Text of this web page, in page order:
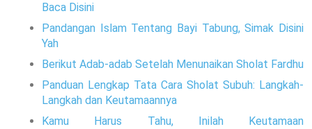
Baca Disini
Pandangan Islam Tentang Bayi Tabung, Simak Disini
Yah
Berikut Adab-adab Setelah Menunaikan Sholat Fardhu
Panduan Lengkap Tata Cara Sholat Subuh: Langkah-
Langkah dan Keutamaannya
Kamu Harus Tahu, Inilah Keutamaan